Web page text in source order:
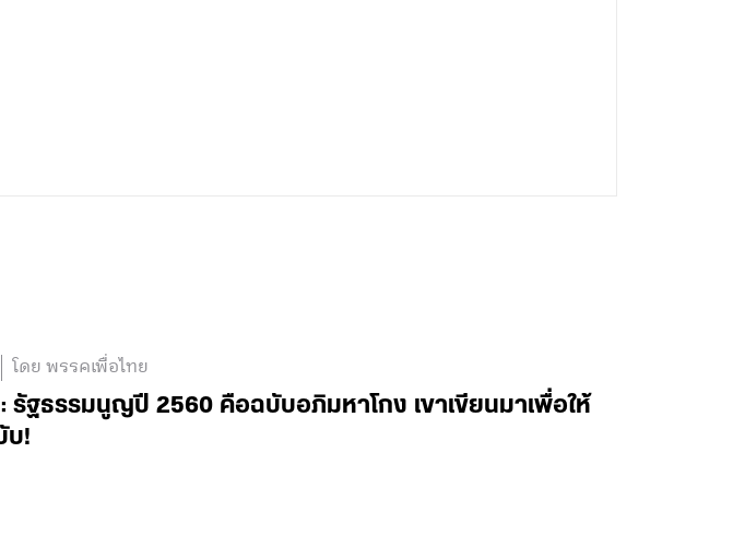
โดย พรรคเพื่อไทย
ฐธรรมนูญปี 2560 คือฉบับอภิมหาโกง เขาเขียนมาเพื่อให้
บ!